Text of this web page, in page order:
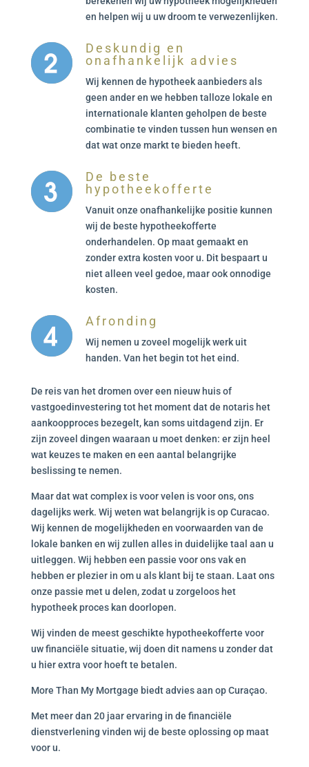
en helpen wij u uw droom te verwezenlijken.
Deskundig en
onafhankelijk advies
Wij kennen de hypotheek aanbieders als
geen ander en we hebben talloze lokale en
internationale klanten geholpen de beste
combinatie te vinden tussen hun wensen en
dat wat onze markt te bieden heeft.
De beste
hypotheekofferte
Vanuit onze onafhankelijke positie kunnen
wij de beste hypotheekofferte
onderhandelen. Op maat gemaakt en
zonder extra kosten voor u. Dit bespaart u
niet alleen veel gedoe, maar ook onnodige
kosten.
Afronding
Wij nemen u zoveel mogelijk werk uit
handen. Van het begin tot het eind.
De reis van het dromen over een nieuw huis of
vastgoedinvestering tot het moment dat de notaris het
aankoopproces bezegelt, kan soms uitdagend zijn. Er
zijn zoveel dingen waaraan u moet denken: er zijn heel
wat keuzes te maken en een aantal belangrijke
beslissing te nemen.
Maar dat wat complex is voor velen is voor ons, ons
dagelijks werk. Wij weten wat belangrijk is op Curacao.
Wij kennen de mogelijkheden en voorwaarden van de
lokale banken en wij zullen alles in duidelijke taal aan u
uitleggen. Wij hebben een passie voor ons vak en
hebben er plezier in om u als klant bij te staan. Laat ons
onze passie met u delen, zodat u zorgeloos het
hypotheek proces kan doorlopen.
Wij vinden de meest geschikte hypotheekofferte voor
uw financiële situatie, wij doen dit namens u zonder dat
u hier extra voor hoeft te betalen.
More Than My Mortgage biedt advies aan op Curaçao.
Met meer dan 20 jaar ervaring in de financiële
dienstverlening vinden wij de beste oplossing op maat
voor u.